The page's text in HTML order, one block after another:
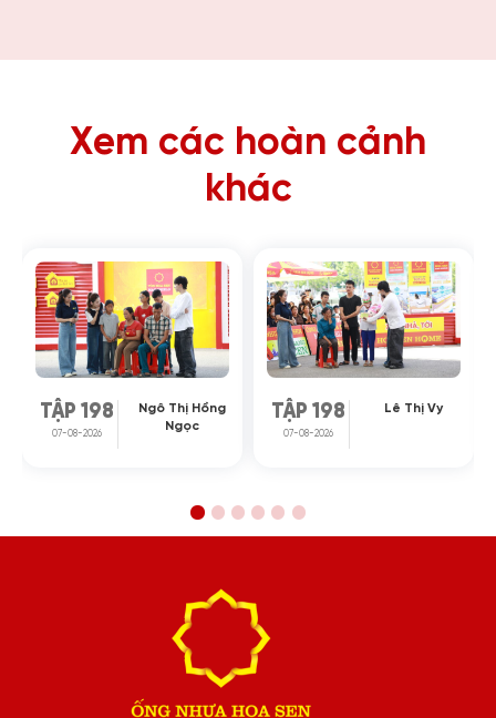
Xem các hoàn cảnh
khác
TẬP 198
07-08-2026
Ngô Thị Hồng
Ngọc
TẬP 198
07-08-2026
Lê Thị Vy